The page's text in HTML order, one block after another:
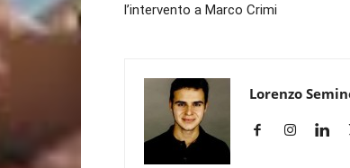
l’intervento a Marco Crimi
Lorenzo